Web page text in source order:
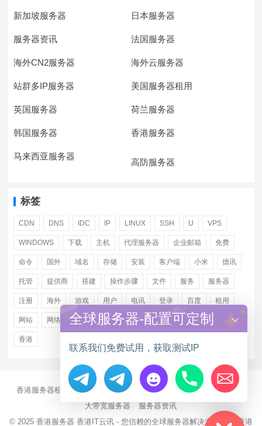
新加坡服务器 日本服务器
服务器资讯 法国服务器
海外CN2服务器 海外云服务器
站群多IP服务器 美国服务器租用
英国服务器 荷兰服务器
韩国服务器 香港服务器
马来西亚服务器
高防服务器
标签
CDN DNS IDC IP LINUX SSH U VPS
WINDOWS 下载 主机 代理服务器 企业邮箱 免费
命令 国外 域名 存储 安装 客户端 小米 德讯
托管 提供商 搭建 操作步骤 文件 服务 服务器
注册 海外 游戏 用户 电讯 登录 百度 租用
网站 网络 腾讯 虚拟主机 证书 配置 阿里
香港
香港服务器租用 海外CN2服务器 站群多IP服务器
海外云服务器
大带宽服务器
服务器资讯
© 2025 香港服务器 香港IT云讯 - 您信赖的全球服务器解决方案伙伴 香港
Hide chaty
全球服务器-配置可定制
联系我们免费试用，获取测试IP